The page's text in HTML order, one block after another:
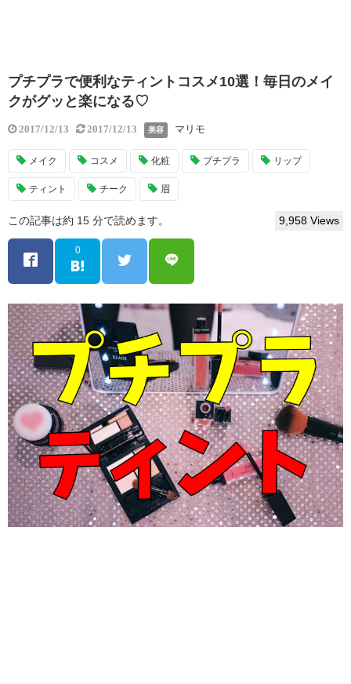
プチプラで便利なティントコスメ10選！毎日のメイ
クがグッと楽になる♡
2017/12/13 2017/12/13 美容 マリモ
メイク コスメ 化粧 プチプラ リップ
ティント チーク 眉
この記事は約 15 分で読めます。 9,958 Views
0